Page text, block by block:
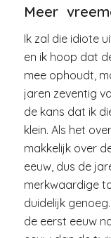
Meer
Ik zal die idiote
en ik hoop dat
mee ophoudt,
jaren zeventig
de kans dat ik
klein. Als het
makkelijk over
eeuw, dus de
merkwaardige
duidelijk
de eerst eeuw